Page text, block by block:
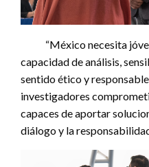
“México necesita
capacidad de análisis,
sentido ético y
investigadores
capaces de aportar
diálogo y la